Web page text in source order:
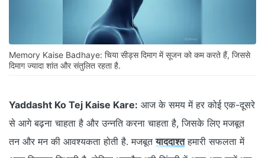
Memory Kaise Badhaye: चिया सीड्स दिमाग में सूजन को कम करते हैं, जिससे
दिमाग ज्यादा शांत और संतुलित रहता है.
Yaddasht Ko Tej Kaise Kare: आज के समय में हर कोई एक-दूसरे
से आगे बढ़ना चाहता है और उन्नति करना चाहता है, जिसके लिए मजबूत
तन और मन की आवश्यकता होती है. मजबूतयाददाश्तहमारी सफलता में